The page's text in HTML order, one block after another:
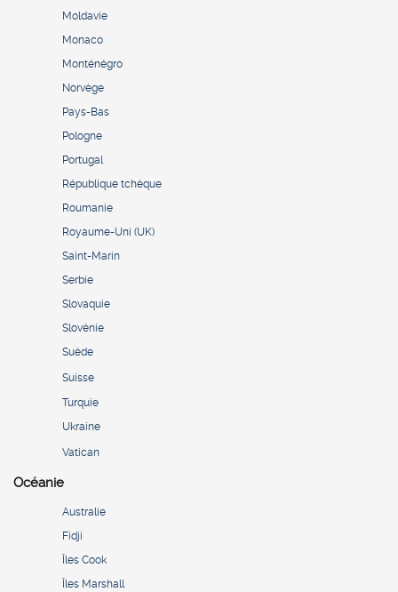
Moldavie
Monaco
Monténégro
Norvège
Pays-Bas
Pologne
Portugal
République tchèque
Roumanie
Royaume-Uni (UK)
Saint-Marin
Serbie
Slovaquie
Slovénie
Suède
Suisse
Turquie
Ukraine
Vatican
Océanie
Australie
Fidji
Îles Cook
Îles Marshall